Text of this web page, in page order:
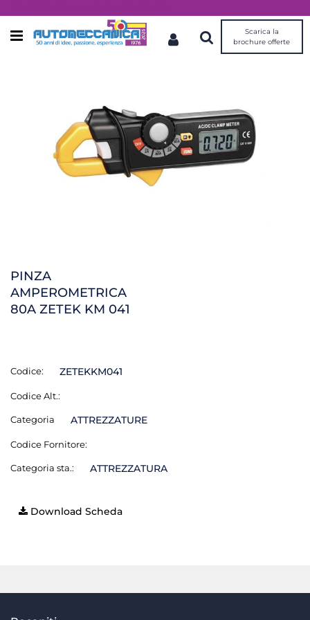
Open menu
Scarica la
brochure offerte
PINZA
AMPEROMETRICA
80A ZETEK KM 041
Codice: ZETEKKM041
Codice Alt.:
Categoria ATTREZZATURE
Codice Fornitore:
Categoria sta.: ATTREZZATURA
Download Scheda